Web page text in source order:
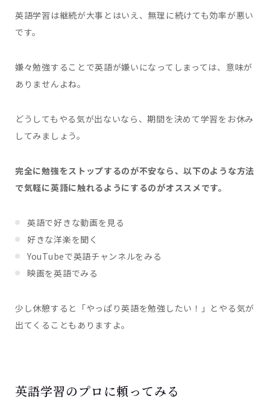
英語学習は継続が大事とはいえ、無理に続けても効率が悪い
です。
嫌々勉強することで英語が嫌いになってしまっては、意味が
ありませんよね。
どうしてもやる気が出ないなら、期間を決めて学習をお休み
してみましょう。
完全に勉強をストップするのが不安なら、以下のような方法
で気軽に英語に触れるようにするのがオススメです。
英語で好きな動画を見る
好きな洋楽を聞く
YouTubeで英語チャンネルをみる
映画を英語でみる
少し休憩すると「やっぱり英語を勉強したい！」とやる気が
出てくることもありますよ。
英語学習のプロに頼ってみる